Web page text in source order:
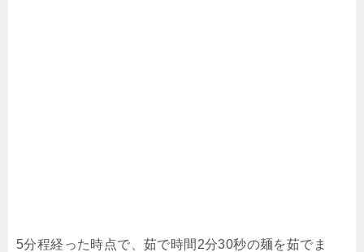
5分程経った時点で、茹で時間2分30秒の麺を茹でま